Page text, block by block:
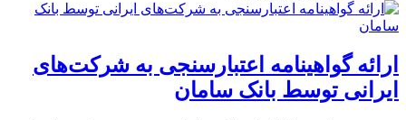
ارائه گواهینامه اعتبارسنجی به شرکت‌های
ایرانی توسط بانک سامان